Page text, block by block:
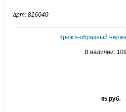
арт: 816040
Крюк s-образный
В наличии:
65руб.